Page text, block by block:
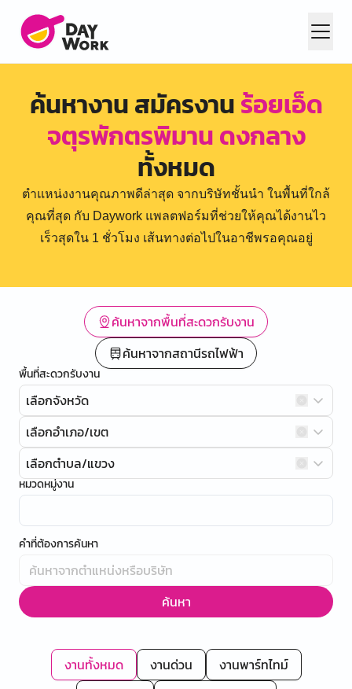
ค้นหางาน สมัครงานร้อยเอ็ด
จตุรพักตรพิมาน ดงกลาง
ทั้งหมด
ตำแหน่งงานคุณภาพดีล่าสุด จากบริษัทชั้นนำ ในพื้นที่ใกล้
คุณที่สุด กับ Daywork แพลตฟอร์มที่ช่วยให้คุณได้งานไว
เร็วสุดใน 1 ชั่วโมง เส้นทางต่อไปในอาชีพรอคุณอยู่
ค้นหาจากพื้นที่สะดวกรับงาน
ค้นหาจากสถานีรถไฟฟ้า
พื้นที่สะดวกรับงาน
เลือกจังหวัด
เลือกอำเภอ/เขต
เลือกตำบล/แขวง
หมวดหมู่งาน
คำที่ต้องการค้นหา
ค้นหา
งานทั้งหมด งานด่วน
งานพาร์ทไทม์